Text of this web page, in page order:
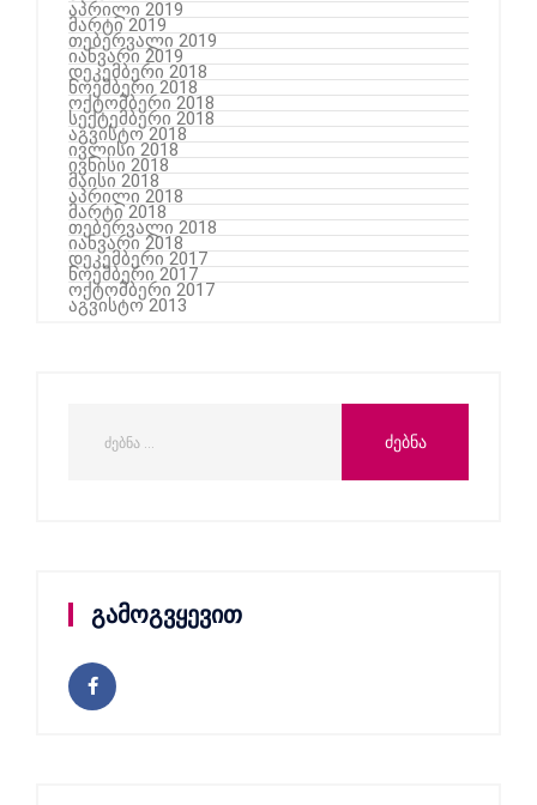
აპრილი 2019
მარტი 2019
თებერვალი 2019
იანვარი 2019
დეკემბერი 2018
ნოემბერი 2018
ოქტომბერი 2018
სექტემბერი 2018
აგვისტო 2018
ივლისი 2018
ივნისი 2018
მაისი 2018
აპრილი 2018
მარტი 2018
თებერვალი 2018
იანვარი 2018
დეკემბერი 2017
ნოემბერი 2017
ოქტომბერი 2017
აგვისტო 2013
გამოგვყევით